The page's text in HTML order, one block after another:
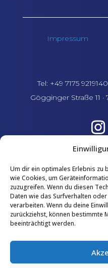
Um dir ein optimales Erlebnis zu
wie Cookies, um
zuzugreifen. Wenn du diesen
Daten wie das Surfverhalten
verarbeiten. Wenn du deine
zurückziehst, können bestimmte
beeinträchtigt werden.
Impressum
Tel: +49 7175 9219140
Gögginger Straße 11 ·